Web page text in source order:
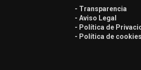
- Transparencia
- Aviso Legal
- Política de
- Política de cookies